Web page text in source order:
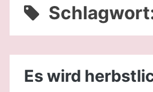
Es wird